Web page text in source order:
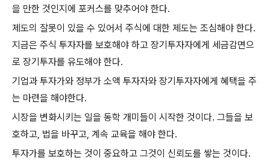
을 만한 것인지에 포커스를 맞추어야 한다.
제도의 잘못이 있을 수 있어서 주식에 대한 제도는 조심해야 한다.
지금은 주식 투자자를 보호해야 하고 장기투자자에게 세금감면으
로 장기투자를 유도해야 한다.
기업과 투자가와 정부가 소액 투자자와 장기투자자에게 혜택을 주
는 마련을 해야한다.
시장을 변화시키는 일을 동학 개미들이 시작한 것이다. 그들을 보
호하고, 법을 바꾸고, 계속 교육을 해야 한다.
투자가를 보호하는 것이 중요하고 그것이 신뢰도를 쌓는 것이다.